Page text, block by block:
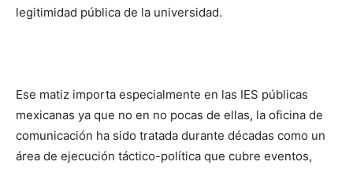
legitimidad pública de la universidad.
Ese matiz importa especialmente en las IES públicas
mexicanas ya que no en no pocas de ellas, la oficina de
comunicación ha sido tratada durante décadas como un
área de ejecución táctico-política que cubre eventos,